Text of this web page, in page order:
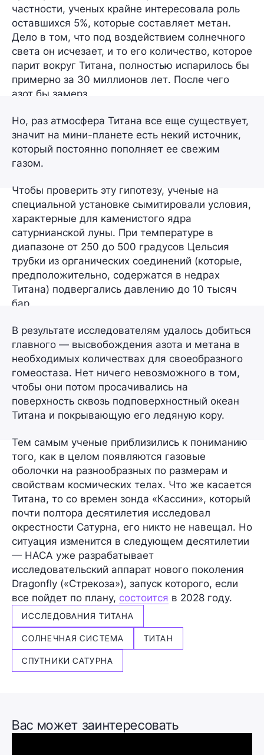
частности, ученых крайне интересовала роль
оставшихся 5%, которые составляет метан.
Дело в том, что под воздействием солнечного
света он исчезает, и то его количество, которое
парит вокруг Титана, полностью испарилось бы
примерно за 30 миллионов лет. После чего
азот бы замерз.
Но, раз атмосфера Титана все еще существует,
значит на мини-планете есть некий источник,
который постоянно пополняет ее свежим
газом.
Чтобы проверить эту гипотезу, ученые на
специальной установке сымитировали условия,
характерные для каменистого ядра
сатурнианской луны. При температуре в
диапазоне от 250 до 500 градусов Цельсия
трубки из органических соединений (которые,
предположительно, содержатся в недрах
Титана) подвергались давлению до 10 тысяч
бар
В результате исследователям удалось добиться
главного — высвобождения азота и метана в
необходимых количествах для своеобразного
гомеостаза. Нет ничего невозможного в том,
чтобы они потом просачивались на
поверхность сквозь подповерхностный океан
Титана и покрывающую его ледяную кору.
Тем самым ученые приблизились к пониманию
того, как в целом появляются газовые
оболочки на разнообразных по размерам и
свойствам космических телах. Что же касается
Титана, то со времен зонда «Кассини», который
почти полтора десятилетия исследовал
окрестности Сатурна, его никто не навещал. Но
ситуация изменится в следующем десятилетии
— НАСА уже разрабатывает
исследовательский аппарат нового поколения
Dragonfly («Стрекоза»), запуск которого, если
все пойдет по плану, состоится в 2028 году.
ИССЛЕДОВАНИЯ ТИТАНА
СОЛНЕЧНАЯ СИСТЕМА ТИТАН
СПУТНИКИ САТУРНА
Вас может заинтересовать